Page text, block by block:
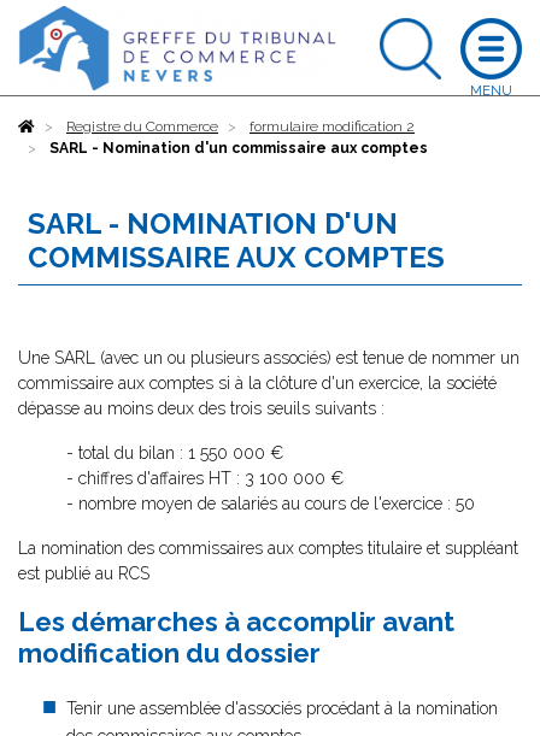
AccueilRegistre du Commerce
formulaire modification 2
SARL - Nomination d'un commissaire aux comptes
SARL - NOMINATION D'UN
COMMISSAIRE AUX COMPTES
Une SARL (avec un ou plusieurs associés) est tenue de nommer un
commissaire aux comptes si à la clôture d'un exercice, la société
dépasse au moins deux des trois seuils suivants :
- total du bilan : 1 550 000 €
- chiffres d'affaires HT : 3 100 000 €
- nombre moyen de salariés au cours de l'exercice : 50
La nomination des commissaires aux comptes titulaire et suppléant
est publié au RCS
Les démarches à accomplir avant
modification du dossier
Tenir une assemblée d'associés procédant à la nomination